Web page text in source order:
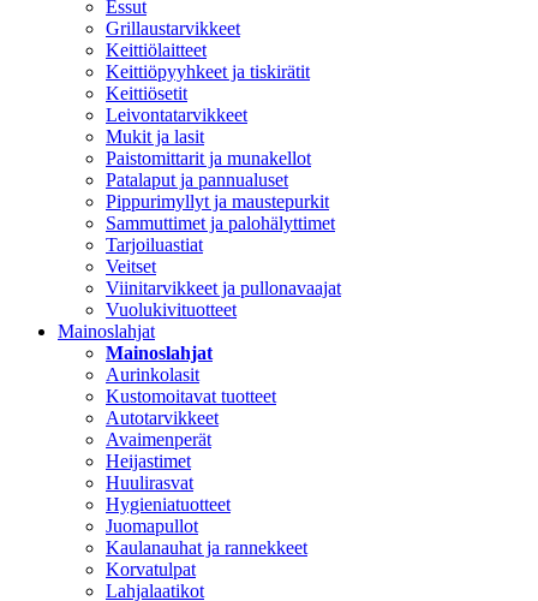
Essut
Grillaustarvikkeet
Keittiölaitteet
Keittiöpyyhkeet ja tiskirätit
Keittiösetit
Leivontatarvikkeet
Mukit ja lasit
Paistomittarit ja munakellot
Patalaput ja pannualuset
Pippurimyllyt ja maustepurkit
Sammuttimet ja palohälyttimet
Tarjoiluastiat
Veitset
Viinitarvikkeet ja pullonavaajat
Vuolukivituotteet
Mainoslahjat
Mainoslahjat
Aurinkolasit
Kustomoitavat tuotteet
Autotarvikkeet
Avaimenperät
Heijastimet
Huulirasvat
Hygieniatuotteet
Juomapullot
Kaulanauhat ja rannekkeet
Korvatulpat
Lahjalaatikot